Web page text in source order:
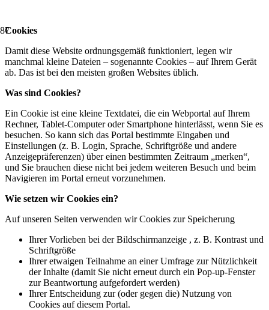
Cookies
Damit diese Website ordnungsgemäß funktioniert, legen wir
manchmal kleine Dateien – sogenannte Cookies – auf Ihrem Gerät
ab. Das ist bei den meisten großen Websites üblich.
Was sind Cookies?
Ein Cookie ist eine kleine Textdatei, die ein Webportal auf Ihrem
Rechner, Tablet-Computer oder Smartphone hinterlässt, wenn Sie es
besuchen. So kann sich das Portal bestimmte Eingaben und
Einstellungen (z. B. Login, Sprache, Schriftgröße und andere
Anzeigepräferenzen) über einen bestimmten Zeitraum „merken“,
und Sie brauchen diese nicht bei jedem weiteren Besuch und beim
Navigieren im Portal erneut vorzunehmen.
Wie setzen wir Cookies ein?
Auf unseren Seiten verwenden wir Cookies zur Speicherung
Ihrer Vorlieben bei der Bildschirmanzeige , z. B. Kontrast und
Schriftgröße
Ihrer etwaigen Teilnahme an einer Umfrage zur Nützlichkeit
der Inhalte (damit Sie nicht erneut durch ein Pop-up-Fenster
zur Beantwortung aufgefordert werden)
Ihrer Entscheidung zur (oder gegen die) Nutzung von
Cookies auf diesem Portal.